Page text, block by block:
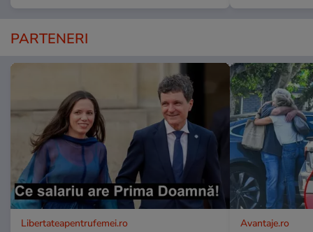
PARTENERI
Libertateapentrufemei.ro Avantaje.ro